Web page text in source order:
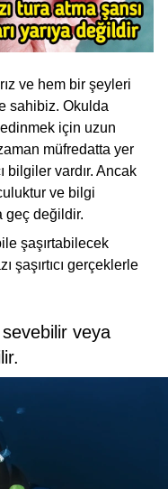
ve hem bir şeyleri
sahibiz. Okulda
için uzun
müfredatta yer
bilgiler vardır. Ancak
ve bilgi
geç değildir.
şaşırtabilecek
şaşırtıcı gerçeklerle
veya